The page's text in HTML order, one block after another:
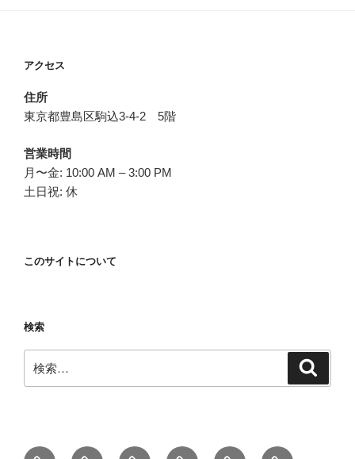
アクセス
住所
東京都豊島区駒込3-4-2 5階
営業時間
月〜金: 10:00 AM – 3:00 PM
土日祝: 休
このサイトについて
検索
索:
ホ 団 最 ブ 会 お